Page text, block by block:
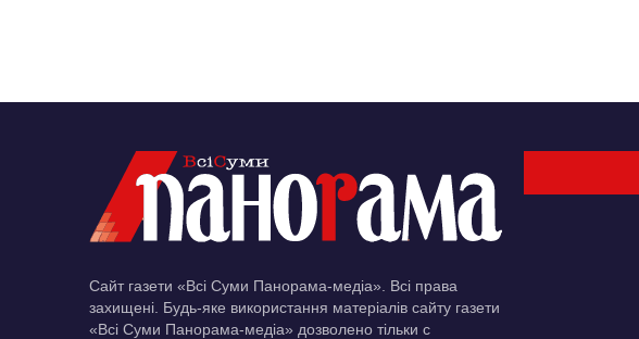
Сайт газети «Всі Суми Панорама-медіа». Всі права
захищені. Будь-яке використання матеріалів сайту газети
«Всі Суми Панорама-медіа» дозволено тільки c